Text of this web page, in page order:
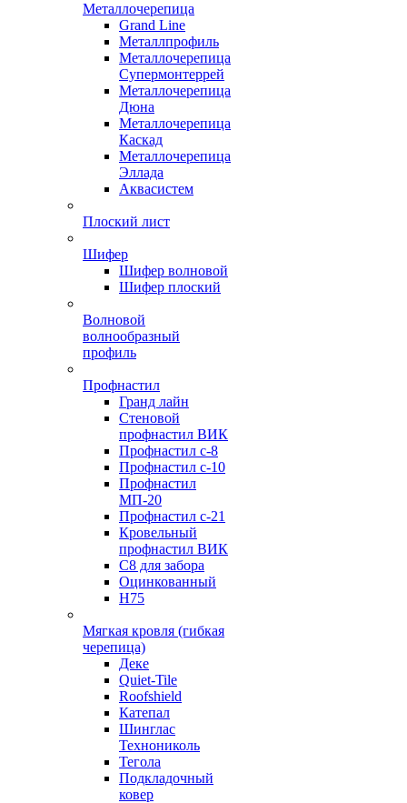
Металлочерепица
Grand Line
Металлпрофиль
Металлочерепица
Супермонтеррей
Металлочерепица
Дюна
Металлочерепица
Каскад
Металлочерепица
Эллада
Аквасистем
Плоский лист
Шифер
Шифер волновой
Шифер плоский
Волновой
волнообразный
профиль
Профнастил
Гранд лайн
Стеновой
профнастил ВИК
Профнастил с-8
Профнастил с-10
Профнастил
МП-20
Профнастил с-21
Кровельный
профнастил ВИК
С8 для забора
Оцинкованный
Н75
Мягкая кровля (гибкая
черепица)
Деке
Quiet-Tile
Roofshield
Катепал
Шинглас
Технониколь
Тегола
Подкладочный
ковер